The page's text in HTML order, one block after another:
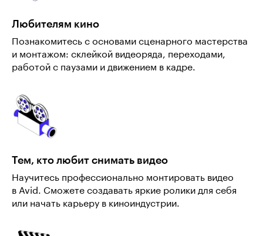
Любителям кино
Познакомитесь с основами сценарного мастерства
и монтажом: склейкой видеоряда, переходами,
работой с паузами и движением в кадре.
Тем, кто любит снимать видео
Научитесь профессионально монтировать видео
в Avid. Сможете создавать яркие ролики для себя
или начать карьеру в киноиндустрии.